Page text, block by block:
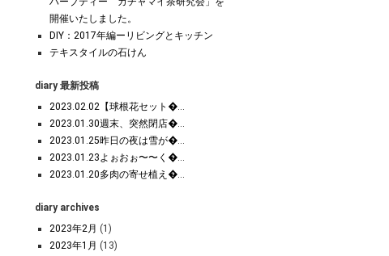
開催いたしました。
DIY：2017年編ーリビングとキッチン
テキスタイルの石けん
diary 最新投稿
2023.02.02【球根花セット�...
2023.01.30週末、突然閉店�...
2023.01.25昨日の夜は雪が�...
2023.01.23よぉおぉ〜〜く�...
2023.01.20多肉の寄せ植え�...
diary archives
2023年2月 (1)
2023年1月 (13)